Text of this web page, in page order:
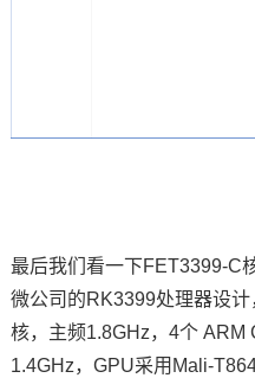
最后我们看一下FET3399-C
微公司的RK3399处理器设
核，主频1.8GHz，4个 ARM
1.4GHz，GPU采用Mali-